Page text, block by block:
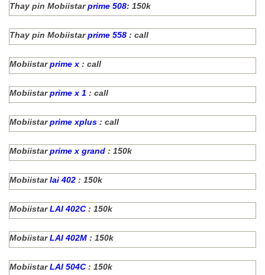
Thay pin Mobiistarprime 508: 150k
Thay pin Mobiistarprime 558 : call
Mobiistarprime x : call
Mobiistarprime x 1 : call
Mobiistarprime xplus : call
Mobiistarprime x grand : 150k
Mobiistarlai 402 : 150k
MobiistarLAI 402C: 150k
MobiistarLAI 402M : 150k
MobiistarLAI 504C: 150k